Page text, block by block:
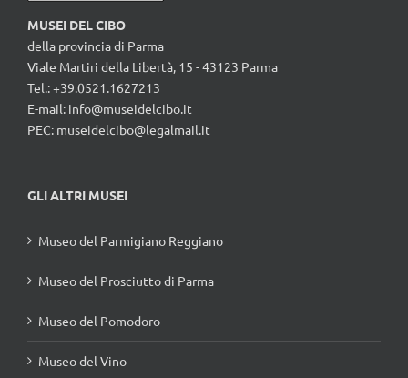
MUSEI DEL CIBO
della provincia di Parma
Viale Martiri della Libertà, 15 - 43123 Parma
Tel.: +39.0521.1627213
E-mail: info@museidelcibo.it
PEC: museidelcibo@legalmail.it
GLI ALTRI MUSEI
Museo del Parmigiano Reggiano
Museo del Prosciutto di Parma
Museo del Pomodoro
Museo del Vino